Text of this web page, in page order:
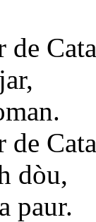
de
de
dòu,
paur.